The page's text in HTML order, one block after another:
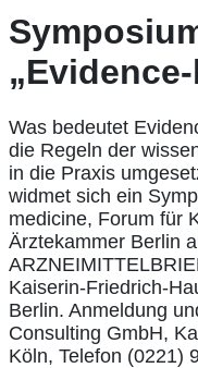
Was bedeutet
die Regeln der
in die Praxis
widmet sich ein
medicine, Forum für
Ärztekammer Berlin
Kaiserin-Friedrich-
Berlin. Anmeldung
Consulting GmbH,
Köln, Telefon (0221)